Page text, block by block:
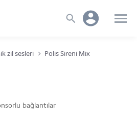
zil sesleri Polis Sireni Mix
bağlantılar